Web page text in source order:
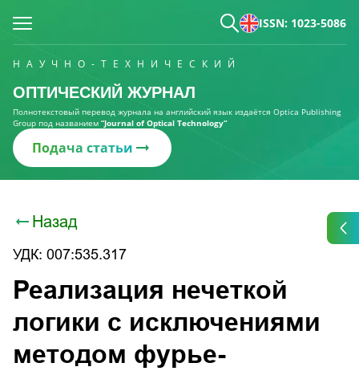
ISSN: 1023-5086
НАУЧНО-ТЕХНИЧЕСКИЙ
ОПТИЧЕСКИЙ ЖУРНАЛ
Полнотекстовый перевод журнала на английский язык издаётся Optica Publishing
Group под названием “Journal of Optical Technology“
Подача статьи
Назад
УДК: 007:535.317
Реализация нечеткой
логики с исключениями
методом фурье-